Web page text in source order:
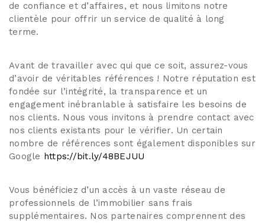
de confiance et d’affaires, et nous limitons notre
clientèle pour offrir un service de qualité à long
terme.
Avant de travailler avec qui que ce soit, assurez-vous
d’avoir de véritables références ! Notre réputation est
fondée sur l’intégrité, la transparence et un
engagement inébranlable à satisfaire les besoins de
nos clients. Nous vous invitons à prendre contact avec
nos clients existants pour le vérifier. Un certain
nombre de références sont également disponibles sur
Google https://bit.ly/48BEJUU
Vous bénéficiez d’un accès à un vaste réseau de
professionnels de l’immobilier sans frais
supplémentaires. Nos partenaires comprennent des